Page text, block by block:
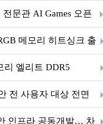
문관 AI Games 오픈
메모리 히트싱크 출
리 엘리트 DDR5
전 사용자 대상 전면
인프라 공동개발… 차